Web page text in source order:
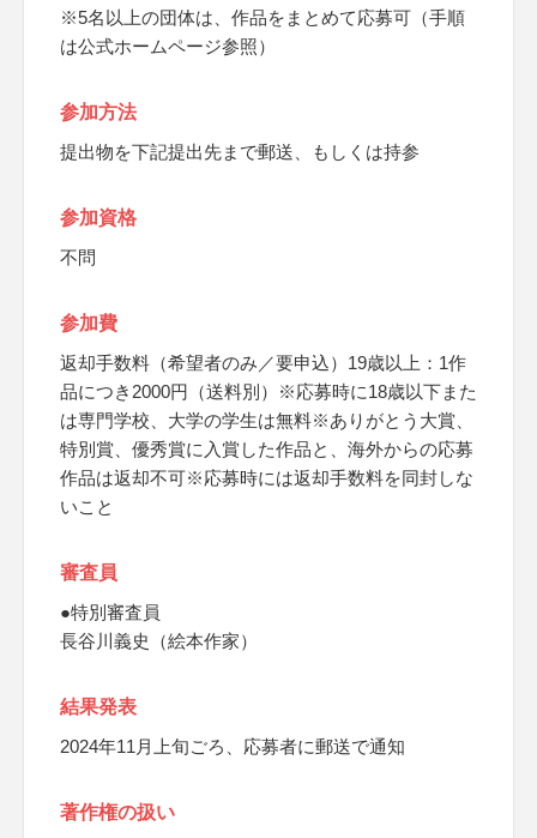
※5名以上の団体は、作品をまとめて応募可（手順
は公式ホームページ参照）
参加方法
提出物を下記提出先まで郵送、もしくは持参
参加資格
不問
参加費
返却手数料（希望者のみ／要申込）19歳以上：1作
品につき2000円（送料別）※応募時に18歳以下また
は専門学校、大学の学生は無料※ありがとう大賞、
特別賞、優秀賞に入賞した作品と、海外からの応募
作品は返却不可※応募時には返却手数料を同封しな
いこと
審査員
●特別審査員
長谷川義史（絵本作家）
結果発表
2024年11月上旬ごろ、応募者に郵送で通知
著作権の扱い